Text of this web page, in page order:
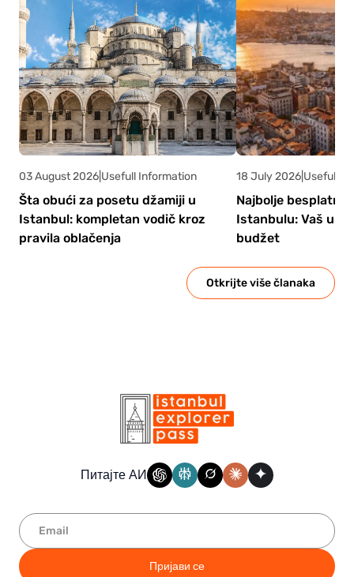
Otkrijte više članaka
03 August 2026 Usefull Information
Šta obući za posetu džamiji u
Istanbul: kompletan vodič kroz
pravila oblačenja
18 July 2026 Usefull
Najbolje
Istanbulu: Vaš
budžet
Питајте АИ
Пријави се